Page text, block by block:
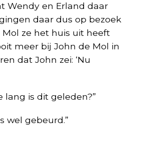
Wendy en Erland daar
daar dus op bezoek
ze het huis uit heeft
meer bij John de Mol in
dat John zei: ‘Nu
lang is dit geleden?”
wel gebeurd.”